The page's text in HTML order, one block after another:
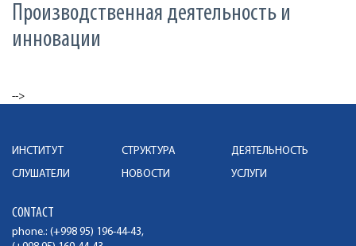
Производственная деятельность и
инновации
-->
ИНСТИТУТ СТРУКТУРА
ДЕЯТЕЛЬНОСТЬ
СЛУШАТЕЛИ
НОВОСТИ УСЛУГИ
CONTACT
phone.: (+998 95) 196-44-43,